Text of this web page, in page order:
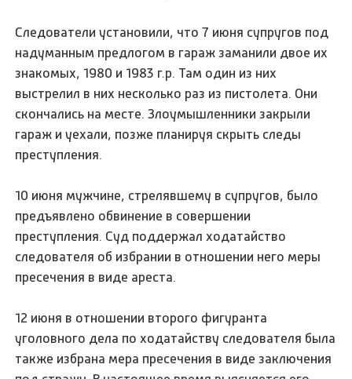
Следователи установили, что 7 июня супругов под
надуманным предлогом в гараж заманили двое их
знакомых, 1980 и 1983 г.р. Там один из них
выстрелил в них несколько раз из пистолета. Они
скончались на месте. Злоумышленники закрыли
гараж и уехали, позже планируя скрыть следы
преступления.
10 июня мужчине, стрелявшему в супругов, было
предъявлено обвинение в совершении
преступления. Суд поддержал ходатайство
следователя об избрании в отношении него меры
пресечения в виде ареста.
12 июня в отношении второго фигуранта
уголовного дела по ходатайству следователя была
также избрана мера пресечения в виде заключения